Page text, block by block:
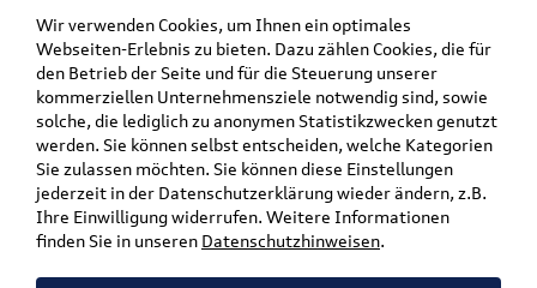
Mein Kundenkonto Warenkorb
Artikel für ihr Modell
Marke wählen
Modell wählen
Karosserieform wählen
Wir verwenden Cookies, um Ihnen ein optimales
Webseiten-Erlebnis zu bieten. Dazu zählen Cookies, die für
den Betrieb der Seite und für die Steuerung unserer
kommerziellen Unternehmensziele notwendig sind, sowie
solche, die lediglich zu anonymen Statistikzwecken genutzt
werden. Sie können selbst entscheiden, welche Kategorien
Sie zulassen möchten. Sie können diese Einstellungen
jederzeit in der Datenschutzerklärung wieder ändern, z.B.
Ihre Einwilligung widerrufen. Weitere Informationen
finden Sie in unseren Datenschutzhinweisen.